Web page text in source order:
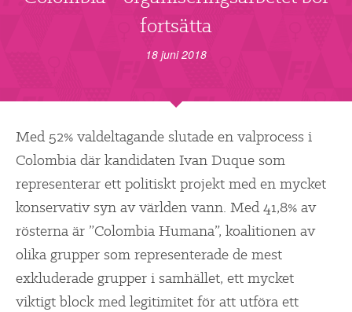
SÖK
fortsätta
18 juni 2018
Med 52% valdeltagande slutade en valprocess i
Colombia där kandidaten Ivan Duque som
representerar ett politiskt projekt med en mycket
konservativ syn av världen vann. Med 41,8% av
rösterna är ”Colombia Humana”, koalitionen av
olika grupper som representerade de mest
exkluderade grupper i samhället, ett mycket
viktigt block med legitimitet för att utföra ett